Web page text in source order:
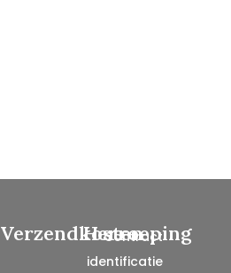
Verzendkosten
Herroeping
Contract
identificatie